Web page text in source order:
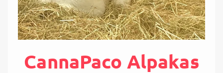
CannaPaco Alpakas